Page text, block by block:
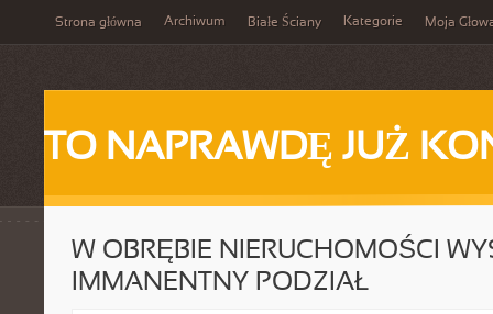
Strona główna Archiwum Białe Ściany Kategorie Moja
TO NAPRAWDĘ JUŻ
W OBRĘBIE NIERUCHOMOŚCI
IMMANENTNY PODZIAŁ